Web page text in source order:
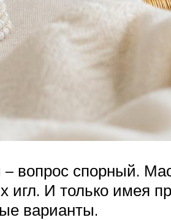
вопрос спорный.
игл. И только имея
варианты.